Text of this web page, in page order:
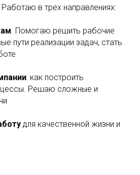
в трех направлениях:
. Помогаю решить рабочие
пути реализации задач, стать
: как построить
Решаю сложные и
для качественной жизни и